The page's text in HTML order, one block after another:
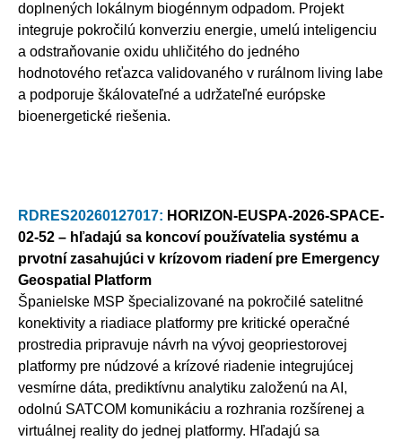
doplnených lokálnym biogénnym odpadom. Projekt
integruje pokročilú konverziu energie, umelú inteligenciu
a odstraňovanie oxidu uhličitého do jedného
hodnotového reťazca validovaného v rurálnom living labe
a podporuje škálovateľné a udržateľné európske
bioenergetické riešenia.
RDRES20260127017: HORIZON-EUSPA-2026-SPACE-
02-52 – hľadajú sa koncoví používatelia systému a
prvotní zasahujúci v krízovom riadení pre Emergency
Geospatial Platform
Španielske MSP špecializované na pokročilé satelitné
konektivity a riadiace platformy pre kritické operačné
prostredia pripravuje návrh na vývoj geopriestorovej
platformy pre núdzové a krízové riadenie integrujúcej
vesmírne dáta, prediktívnu analytiku založenú na AI,
odolnú SATCOM komunikáciu a rozhrania rozšírenej a
virtuálnej reality do jednej platformy. Hľadajú sa